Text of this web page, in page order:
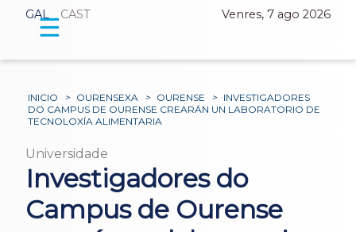
GAL CAST Venres, 7 ago 2026
☰
INICIO > OURENSEXA > OURENSE > INVESTIGADORES
DO CAMPUS DE OURENSE CREARÁN UN LABORATORIO DE
TECNOLOXÍA ALIMENTARIA
Universidade
Investigadores do
Campus de Ourense